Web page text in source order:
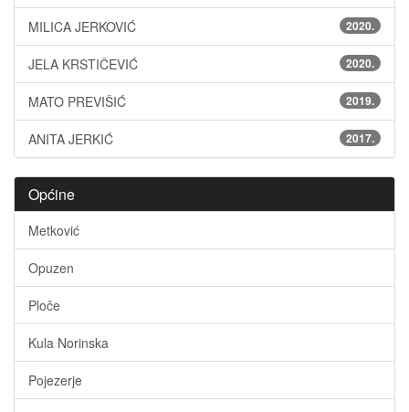
MILICA JERKOVIĆ 2020.
JELA KRSTIČEVIĆ 2020.
MATO PREVIŠIĆ 2019.
ANITA JERKIĆ 2017.
Općine
Metković
Opuzen
Ploče
Kula Norinska
Pojezerje